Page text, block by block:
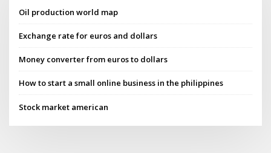
Oil production world map
Exchange rate for euros and dollars
Money converter from euros to dollars
How to start a small online business in the philippines
Stock market american